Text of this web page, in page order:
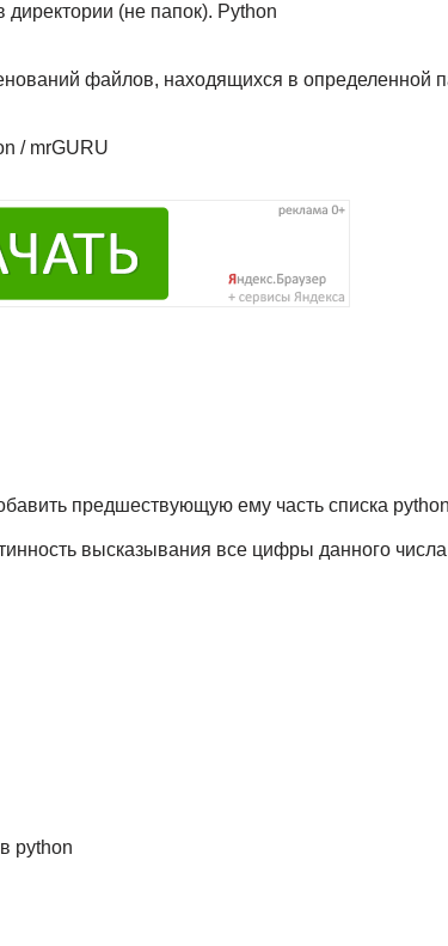
(не папок). Python
файлов, находящихся в определенной
/ mrGURU
предшествующую ему часть списка python
высказывания все цифры данного
python